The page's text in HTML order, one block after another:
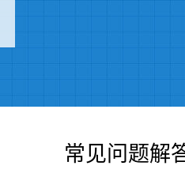
常见问题解